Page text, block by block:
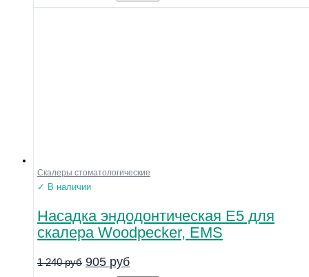
Скалеры стоматологические
✓ В наличии
Насадка эндодонтическая E5 для
скалера Woodpecker, EMS
1 240руб 905 руб